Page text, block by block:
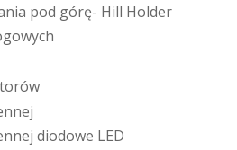
nia pod górę- Hill Holder
gowych
torów
nnej
nnej diodowe LED